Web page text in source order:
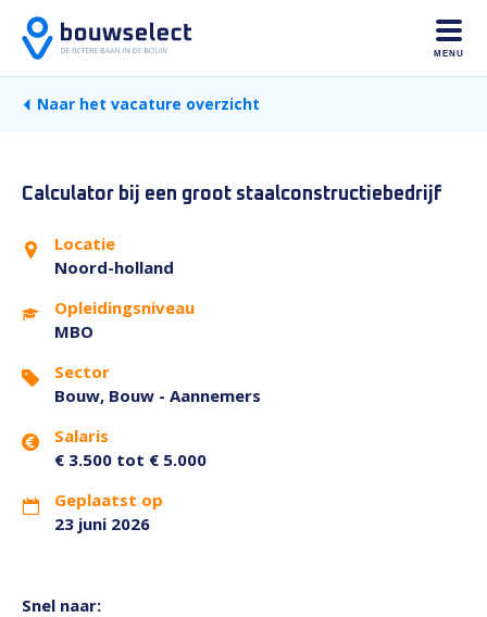
MENU
Naar het vacature overzicht
Calculator bij een groot staalconstructiebedrijf
Locatie
Noord-holland
Opleidingsniveau
MBO
Sector
Bouw, Bouw - Aannemers
Salaris
€ 3.500 tot € 5.000
Geplaatst op
23 juni 2026
Snel naar: